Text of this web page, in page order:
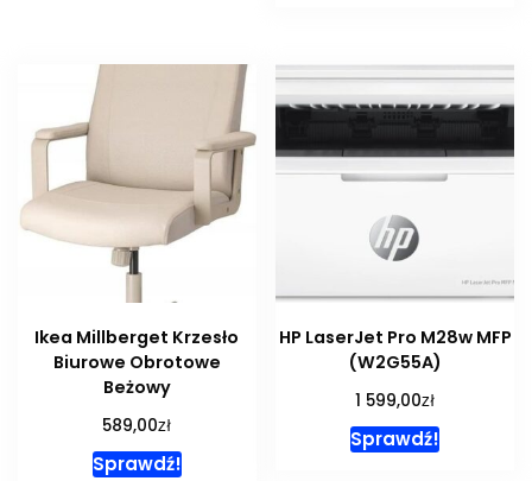
Ikea Millberget Krzesło
Biurowe Obrotowe
Beżowy
589,00zł
Sprawdź!
HP LaserJet Pro M28w MFP
(W2G55A)
1 599,00zł
Sprawdź!